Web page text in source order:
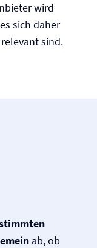
wird
sich daher
sind.
ab, ob